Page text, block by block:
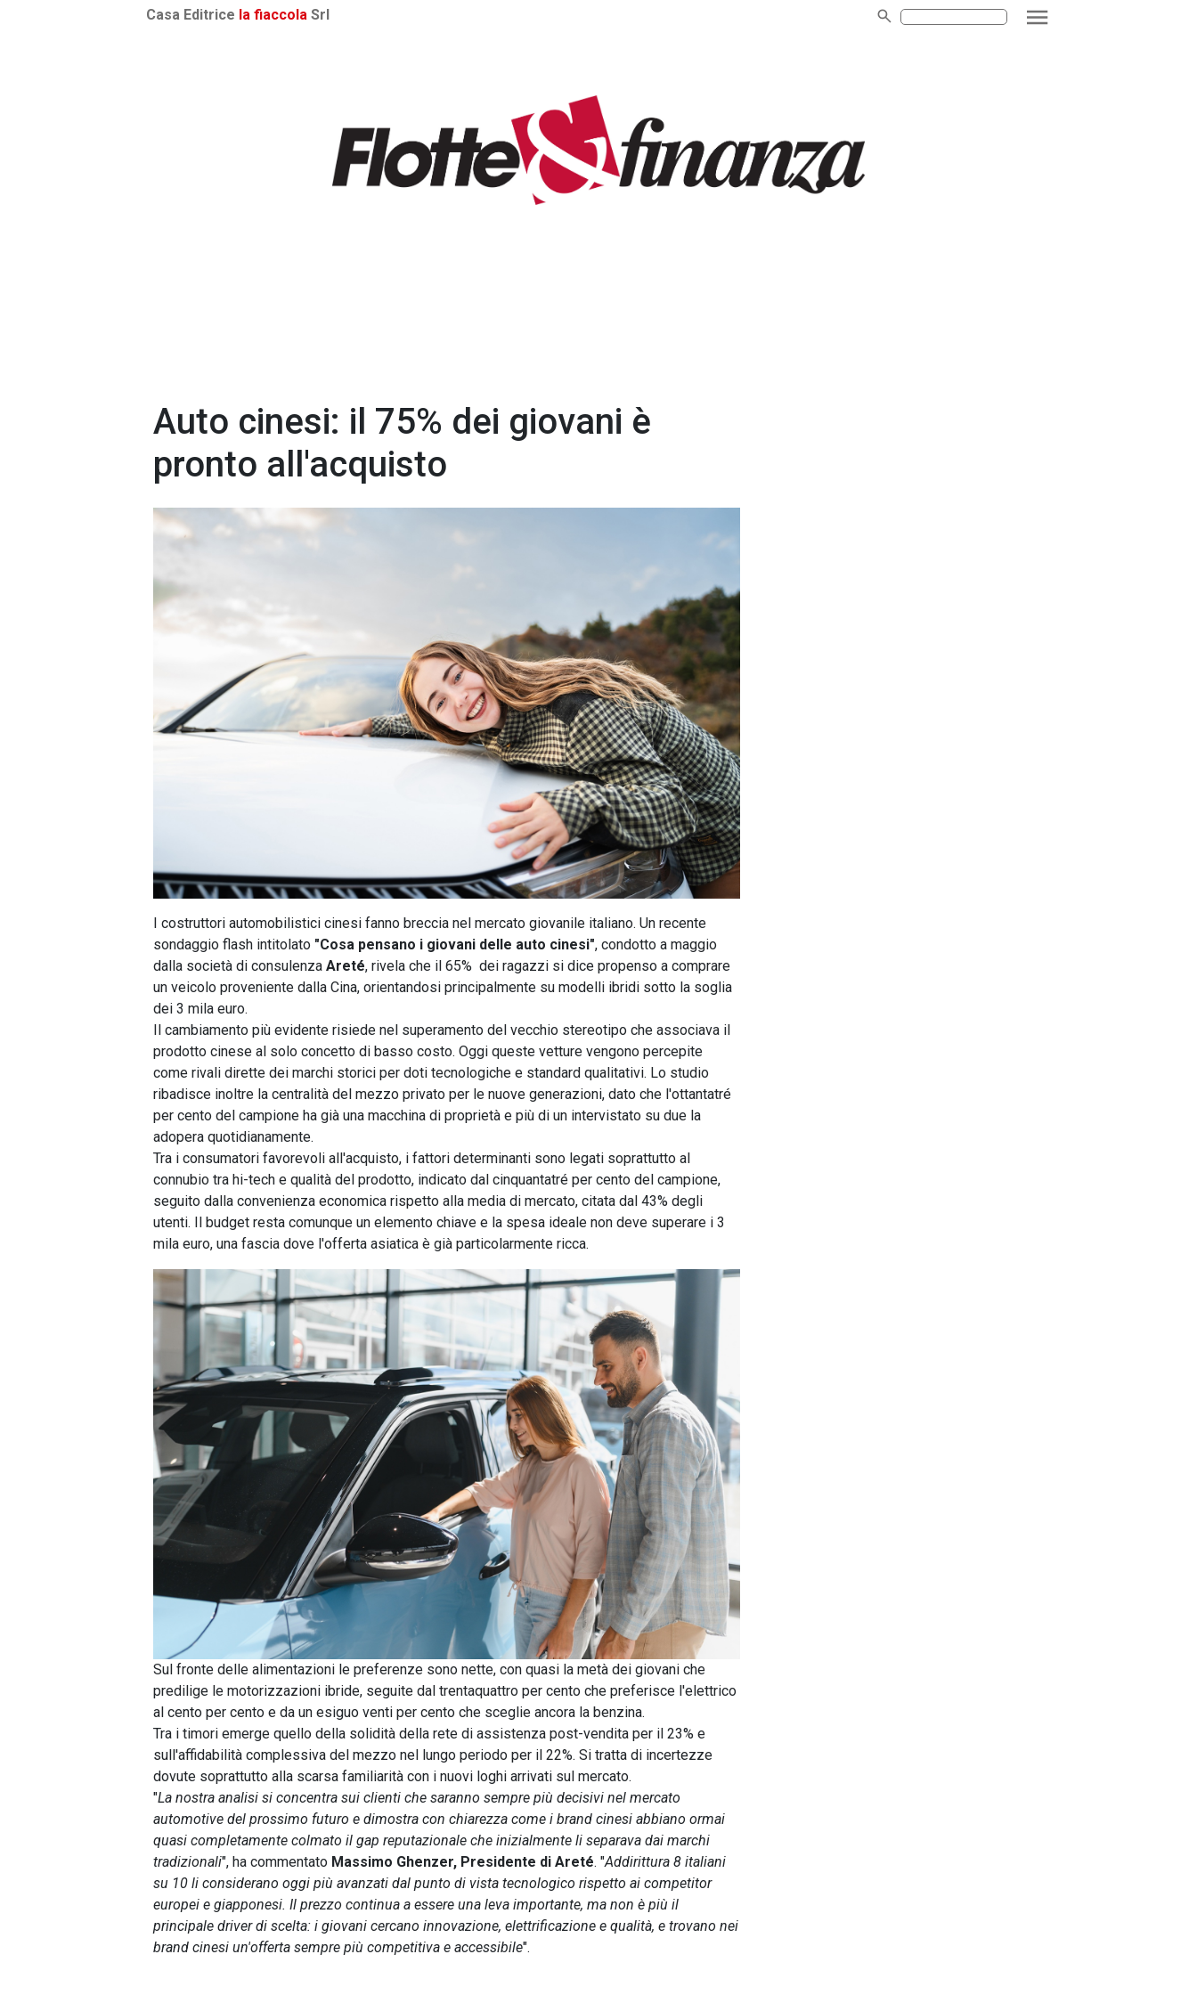
Casa Editrice la fiaccola Srl
Auto cinesi: il 75% dei giovani è
pronto all'acquisto
I costruttori automobilistici cinesi fanno breccia nel mercato giovanile italiano. Un recente
sondaggio flash intitolato "Cosa pensano i giovani delle auto cinesi", condotto a maggio
dalla società di consulenza Areté, rivela che il 65% dei ragazzi si dice propenso a comprare
un veicolo proveniente dalla Cina, orientandosi principalmente su modelli ibridi sotto la soglia
dei 3 mila euro.
Il cambiamento più evidente risiede nel superamento del vecchio stereotipo che associava il
prodotto cinese al solo concetto di basso costo. Oggi queste vetture vengono percepite
come rivali dirette dei marchi storici per doti tecnologiche e standard qualitativi. Lo studio
ribadisce inoltre la centralità del mezzo privato per le nuove generazioni, dato che l'ottantatré
per cento del campione ha già una macchina di proprietà e più di un intervistato su due la
adopera quotidianamente.
Tra i consumatori favorevoli all'acquisto, i fattori determinanti sono legati soprattutto al
connubio tra hi-tech e qualità del prodotto, indicato dal cinquantatré per cento del campione,
seguito dalla convenienza economica rispetto alla media di mercato, citata dal 43% degli
utenti. Il budget resta comunque un elemento chiave e la spesa ideale non deve superare i 3
mila euro, una fascia dove l'offerta asiatica è già particolarmente ricca.
Sul fronte delle alimentazioni le preferenze sono nette, con quasi la metà dei giovani che
predilige le motorizzazioni ibride, seguite dal trentaquattro per cento che preferisce l'elettrico
al cento per cento e da un esiguo venti per cento che sceglie ancora la benzina.
Tra i timori emerge quello della solidità della rete di assistenza post-vendita per il 23% e
sull'affidabilità complessiva del mezzo nel lungo periodo per il 22%. Si tratta di incertezze
dovute soprattutto alla scarsa familiarità con i nuovi loghi arrivati sul mercato.
"La nostra analisi si concentra sui clienti che saranno sempre più decisivi nel mercato
automotive del prossimo futuro e dimostra con chiarezza come i brand cinesi abbiano ormai
quasi completamente colmato il gap reputazionale che inizialmente li separava dai marchi
tradizionali", ha commentato Massimo Ghenzer, Presidente di Areté. "Addirittura 8 italiani
su 10 li considerano oggi più avanzati dal punto di vista tecnologico rispetto ai competitor
europei e giapponesi. Il prezzo continua a essere una leva importante, ma non è più il
principale driver di scelta: i giovani cercano innovazione, elettrificazione e qualità, e trovano nei
brand cinesi un'offerta sempre più competitiva e accessibile".